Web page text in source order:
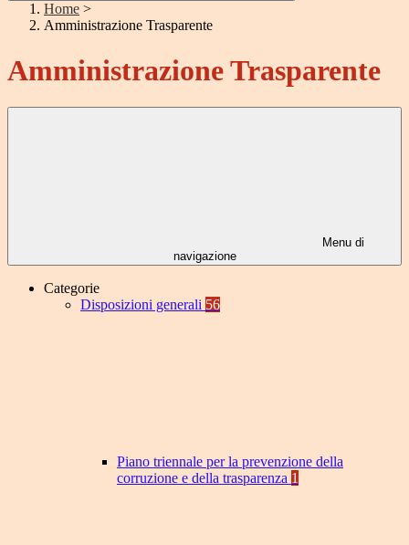
Home >
Amministrazione Trasparente
Amministrazione Trasparente
Menu di
navigazione
Categorie
Disposizioni generali 56
Piano triennale per la prevenzione della
corruzione e della trasparenza 1